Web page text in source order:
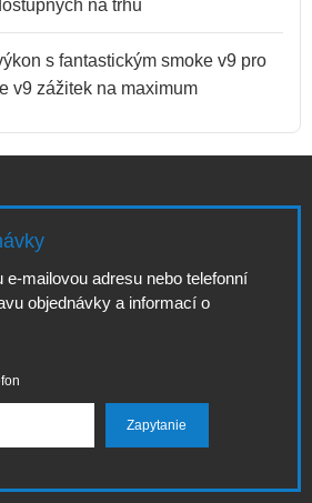
na trhu
s fantastickým smoke v9 pro
v9 zážitek na maximum
mailovou adresu nebo telefonní
objednávky a informací o